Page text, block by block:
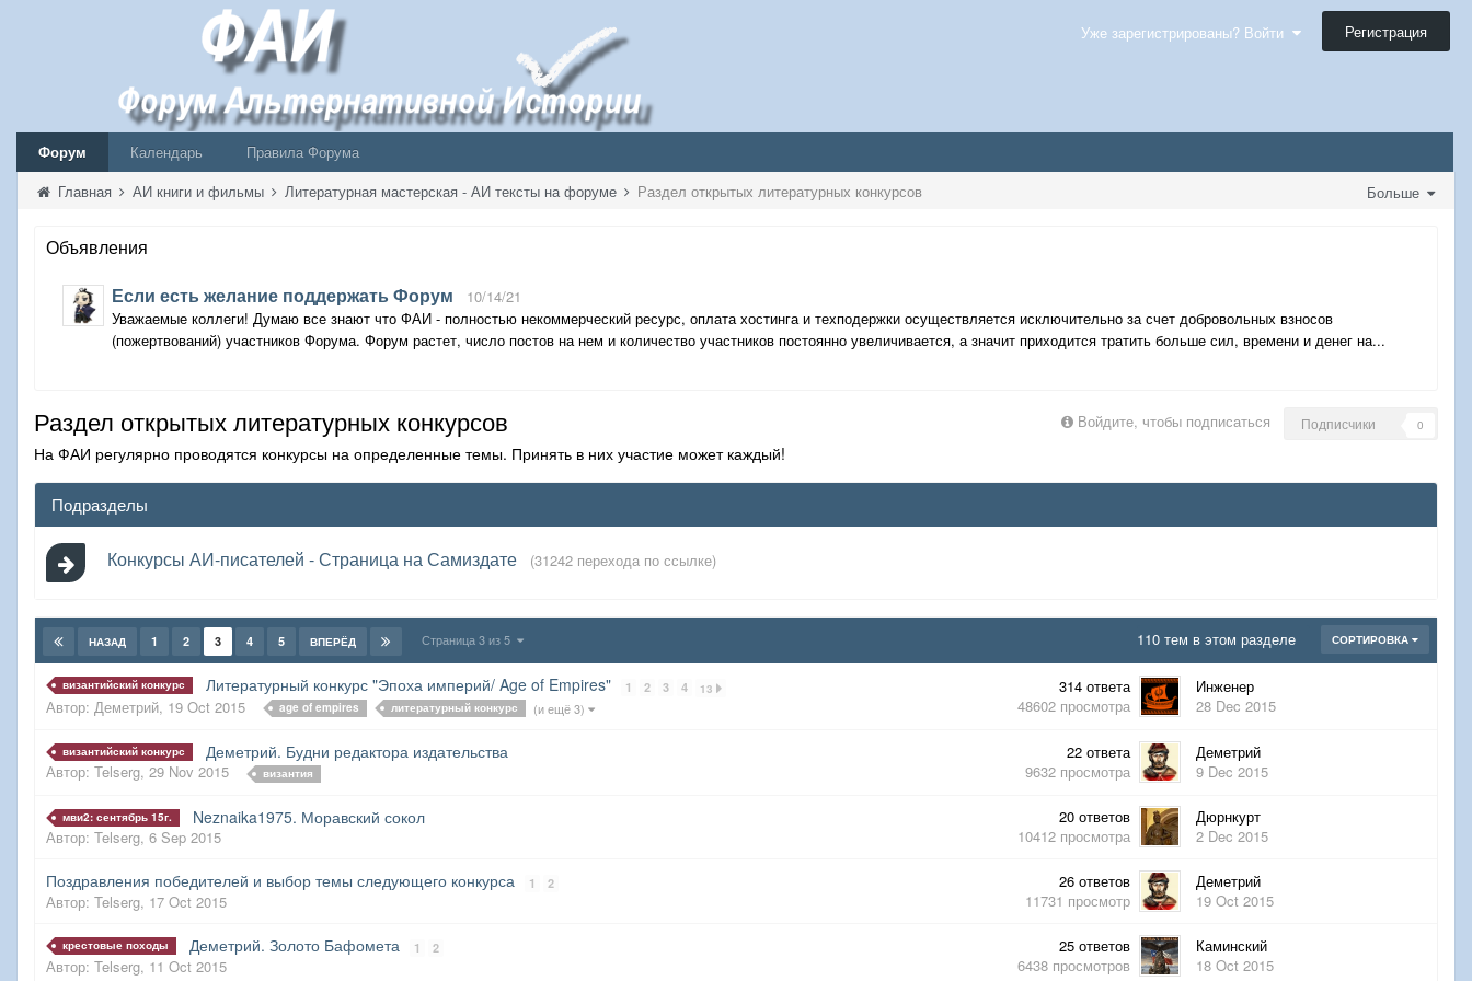
Уже зарегистрированы? Войти Регистрация
Форум Календарь
Правила Форума
Больше
Главная АИ книги и фильмы Литературная мастерская - АИ тексты на форуме Раздел открытых литературных конкурсов
Объявления
Если есть желание поддержать Форум
10/14/21
Уважаемые коллеги! Думаю все знают что ФАИ - полностью некоммерческий ресурс, оплата хостинга и техподержки осуществляется исключительно за счет добровольных взносов
(пожертвований) участников Форума. Форум растет, число постов на нем и количество участников постоянно увеличивается, а значит приходится тратить больше сил, времени и денег на...
Раздел открытых литературных конкурсов Войдите, чтобы подписаться Подписчики 0
На ФАИ регулярно проводятся конкурсы на определенные темы. Принять в них участие может каждый!
Подразделы
Конкурсы АИ-писателей - Страница на Самиздате (31242 перехода по ссылке)
СОРТИРОВКА
110 тем в этом разделе
НАЗАД 1 2 3 4 5 ВПЕРЁД Страница 3 из 5
византийский конкурс Литературный конкурс "Эпоха империй/ Age of Empires" 1 2 3 4 13
Автор: Деметрий, 19 Oct 2015 age of empires литературный конкурс (и ещё 3)
314 ответа
48602 просмотра
Инженер
28 Dec 2015
византийский конкурс Деметрий. Будни редактора издательства
Автор: Telserg, 29 Nov 2015 византия
22 ответа
9632 просмотра
Деметрий
9 Dec 2015
мви2: сентябрь 15г. Neznaika1975. Моравский сокол
Автор: Telserg, 6 Sep 2015
20 ответов
10412 просмотра
Дюрнкурт
2 Dec 2015
Поздравления победителей и выбор темы следующего конкурса 1 2
Автор: Telserg, 17 Oct 2015
26 ответов
11731 просмотр
Деметрий
19 Oct 2015
крестовые походы Деметрий. Золото Бафомета 1 2
Автор: Telserg, 11 Oct 2015
25 ответов
6438 просмотров
Каминский
18 Oct 2015